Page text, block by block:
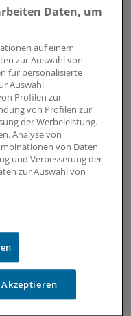
Warum sie
wichtiger wird
nach einer aktuellen
stärker, als
2026
konzentrieren,
braucht mehr als
bislang nicht
Daten, um
auf einem
zur Auswahl von
für personalisierte
Auswahl
Profilen zur
von Profilen zur
der Werbeleistung.
Analyse von
von Daten
und Verbesserung der
zur Auswahl von
Akzeptieren